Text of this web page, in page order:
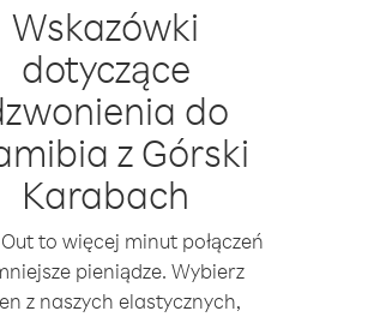
Wskazówki
dotyczące
do
z Górski
Karabach
to więcej minut połączeń
pieniądze. Wybierz
z naszych elastycznych,